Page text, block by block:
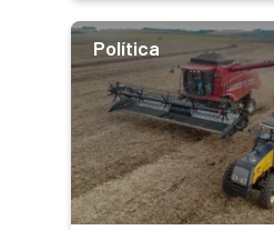
Política